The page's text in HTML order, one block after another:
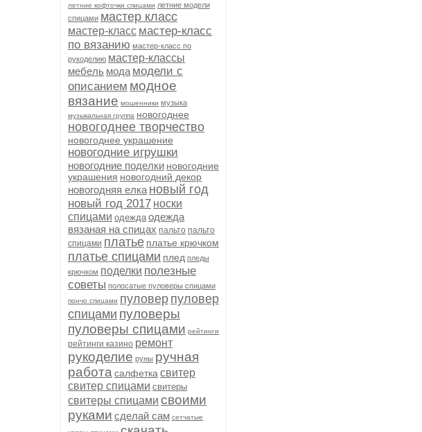
летние кофточки спицами летние модели
спицами мастер класс
мастер-класс мастер-класс
по вязанию мастер-класс по
рукоделию мастер-классы
мебель мода модели с
описанием модное
вязание мошенники музыка
музыкальная группа новогоднее
новогоднее творчество
новогоднее украшение
новогодние игрушки
новогодние поделки новогодние
украшения новогодний декор
новогодняя елка новый год
новый год 2017 носки
спицами одежда одежда
вязаная на спицах пальто пальто
спицами платье платье крючком
платье спицами плед пледы
крючком поделки полезные
советы полосатые пуловеры спицами
пончо спицами пуловер пуловер
спицами пуловеры
пуловеры спицами рейтинги
рейтинги казино ремонт
рукоделие руны ручная
работа салфетка свитер
свитер спицами свитеры
свитеры спицами своими
руками сделай сам сетчатые